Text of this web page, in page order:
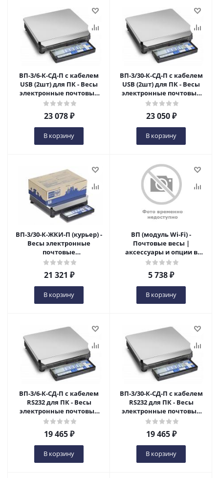
ВП-3/6-К-СД-П с кабелем
USB (2шт) для ПК - Весы
электронные почтовые
специализированные в
Оренбурге
23 078₽
В корзину
ВП-3/30-К-СД-П с кабелем
USB (2шт) для ПК - Весы
электронные почтовые
специализированные в
Оренбурге
23 050₽
В корзину
ВП-3/30-К-ЖКИ-П (курьер) -
Весы электронные
почтовые
специализированные в
Оренбурге
21 321 ₽
В корзину
ВП (модуль Wi-Fi) -
Почтовые весы |
аксессуары и опции в
Оренбурге
5 738₽
В корзину
ВП-3/6-К-СД-П с кабелем
RS232 для ПК - Весы
электронные почтовые
специализированные в
Оренбурге
19 465₽
В корзину
ВП-3/30-К-СД-П с кабелем
RS232 для ПК - Весы
электронные почтовые
специализированные в
Оренбурге
19 465₽
В корзину